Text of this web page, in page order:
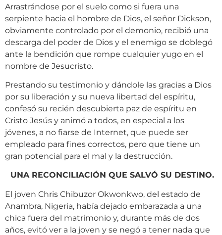
Arrastrándose por el suelo como si fuera una
serpiente hacia el hombre de Dios, el señor Dickson,
obviamente controlado por el demonio, recibió una
descarga del poder de Dios y el enemigo se doblegó
ante la bendición que rompe cualquier yugo en el
nombre de Jesucristo.
Prestando su testimonio y dándole las gracias a Dios
por su liberación y su nueva libertad del espíritu,
confesó su recién descubierta paz de espíritu en
Cristo Jesús y animó a todos, en especial a los
jóvenes, a no fiarse de Internet, que puede ser
empleado para fines correctos, pero que tiene un
gran potencial para el mal y la destrucción.
UNA RECONCILIACIÓN QUE SALVÓ SU DESTINO.
El joven Chris Chibuzor Okwonkwo, del estado de
Anambra, Nigeria, había dejado embarazada a una
chica fuera del matrimonio y, durante más de dos
años, evitó ver a la joven y se negó a tener nada que